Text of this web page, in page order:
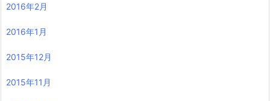
2016年2月
2016年1月
2015年12月
2015年11月